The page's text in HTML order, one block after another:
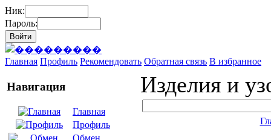
Ник:
Пароль:
Главная Профиль Рекомендовать Обратная связь В избранное
Навигация
Главная
Профиль
Изделия и